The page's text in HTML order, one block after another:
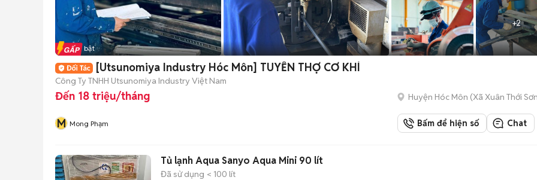
+2
Tin nổi bật
[Utsunomiya Industry Hóc Môn] TUYỂN THỢ CƠ KHÍ
Công Ty TNHH Utsunomiya Industry Việt Nam
Đến 18 triệu/tháng Huyện Hóc Môn (Xã Xuân Thới
M Mong Phạm Bấm để hiện số Chat
Tủ lạnh Aqua Sanyo Aqua Mini 90 lít
Đã sử dụng < 100 lít